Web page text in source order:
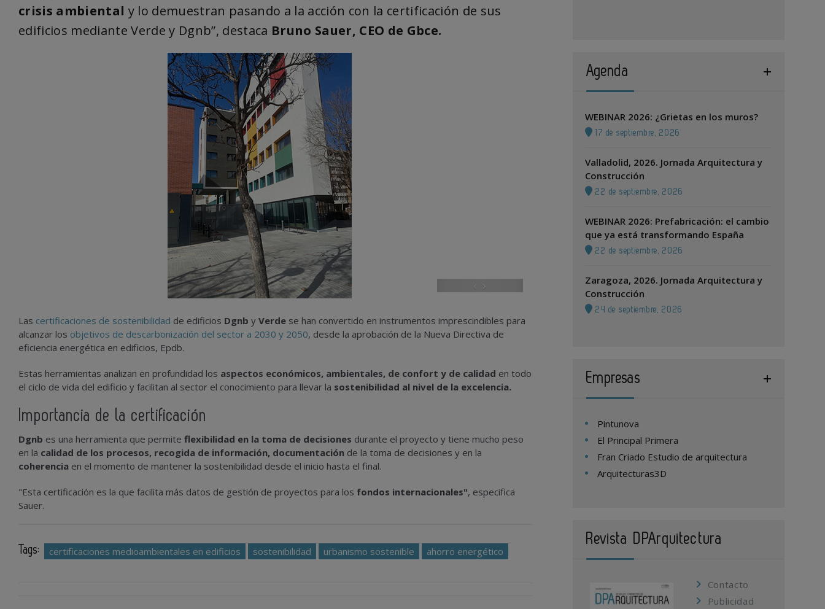
crisis ambiental y lo demuestran pasando a la acción con la certificación de sus
edificios mediante Verde y Dgnb”, destaca Bruno Sauer, CEO de Gbce.
‹ ›
Las certificaciones de sostenibilidad de edificios Dgnb y Verde se han convertido en instrumentos imprescindibles para
alcanzar los objetivos de descarbonización del sector a 2030 y 2050, desde la aprobación de la Nueva Directiva de
eficiencia energética en edificios, Epdb.
Estas herramientas analizan en profundidad los aspectos económicos, ambientales, de confort y de calidad en todo
el ciclo de vida del edificio y facilitan al sector el conocimiento para llevar la sostenibilidad al nivel de la excelencia.
Importancia de la certificación
Dgnb es una herramienta que permite flexibilidad en la toma de decisiones durante el proyecto y tiene mucho peso
en la calidad de los procesos, recogida de información, documentación de la toma de decisiones y en la
coherencia en el momento de mantener la sostenibilidad desde el inicio hasta el final.
"Esta certificación es la que facilita más datos de gestión de proyectos para los fondos internacionales", especifica
Sauer.
Tags: certificaciones medioambientales en edificios sostenibilidad urbanismo sostenible ahorro energético
Agenda
WEBINAR 2026: ¿Grietas en los muros?
17 de septiembre, 2026
Valladolid, 2026. Jornada Arquitectura y
Construcción
22 de septiembre, 2026
WEBINAR 2026: Prefabricación: el cambio
que ya está transformando España
22 de septiembre, 2026
Zaragoza, 2026. Jornada Arquitectura y
Construcción
24 de septiembre, 2026
Empresas
Pintunova
El Principal Primera
Fran Criado Estudio de arquitectura
Arquitecturas3D
Revista DPArquitectura
Contacto
Publicidad